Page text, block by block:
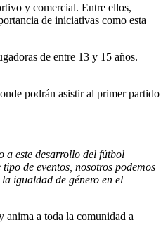
y comercial. Entre ellos,
de iniciativas como esta
de entre 13 y 15 años.
podrán asistir al primer partido
a este desarrollo del fútbol
de eventos, nosotros podemos
igualdad de género en el
a toda la comunidad a